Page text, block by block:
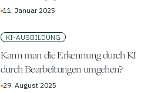
▪11. Januar 2025
KI-AUSBILDUNG
Kann man die Erkennung durch KI
durch Bearbeitungen umgehen?
▪29. August 2025